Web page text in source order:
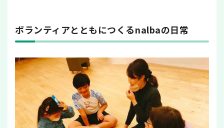
ボランティアとともにつくるnalbaの日常